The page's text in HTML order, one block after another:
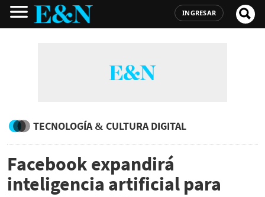
INGRESAR
TECNOLOGÍA & CULTURA DIGITAL
Facebook expandirá
inteligencia artificial para